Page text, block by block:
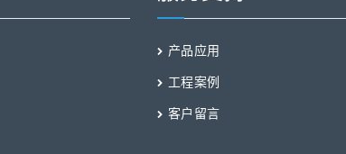
产品应用
工程案例
客户留言